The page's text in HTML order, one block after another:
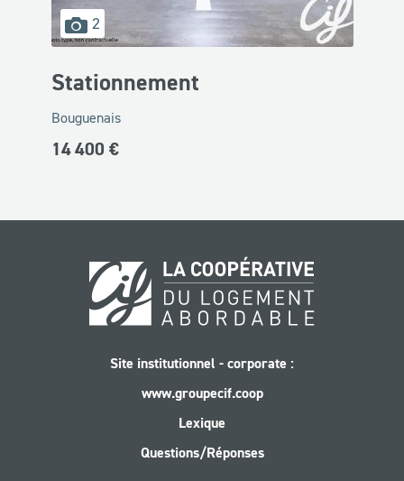
2images
disponibles
Stationnement
Bouguenais
14 400 €
Site institutionnel - corporate :
www.groupecif.coop
Lexique
Questions/Réponses